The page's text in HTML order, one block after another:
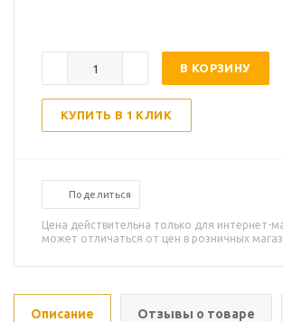
В КОРЗИНУ
КУПИТЬ В 1 КЛИК
Поделиться
Цена действительна только для интернет-
может отличаться от цен в розничных
Описание Отзывы о товаре